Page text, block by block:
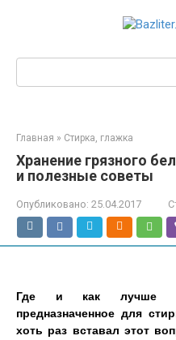
Главная » Стирка, глажка
Хранение грязного
и полезные советы
Опубликовано: 25.04.2017
Где и как лучше
предназначенное для
хоть раз вставал этот